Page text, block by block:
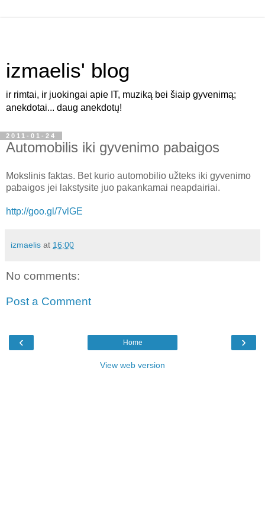
izmaelis' blog
ir rimtai, ir juokingai apie IT, muziką bei šiaip gyvenimą;
anekdotai... daug anekdotų!
2011-01-24
Automobilis iki gyvenimo pabaigos
Mokslinis faktas. Bet kurio automobilio užteks iki gyvenimo
pabaigos jei lakstysite juo pakankamai neapdairiai.
http://goo.gl/7vlGE
izmaelis at 16:00
No comments:
Post a Comment
‹ ›
Home
View web version